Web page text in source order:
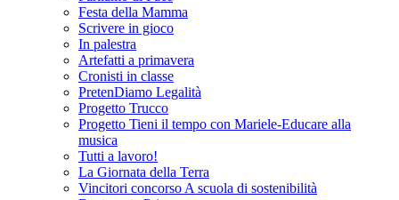
Festa della Mamma
Scrivere in gioco
In palestra
Artefatti a primavera
Cronisti in classe
PretenDiamo Legalità
Progetto Trucco
Progetto Tieni il tempo con Mariele-Educare alla
musica
Tutti a lavoro!
La Giornata della Terra
Vincitori concorso A scuola di sostenibilità